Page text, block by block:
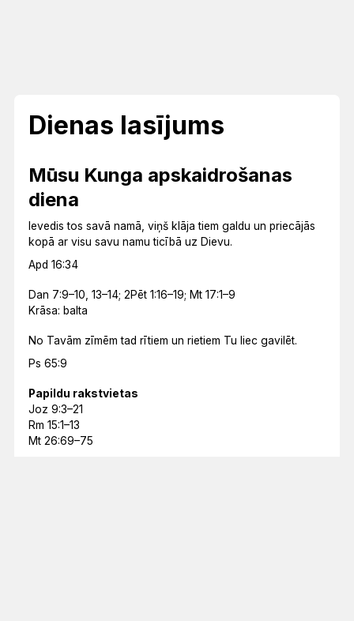
Dienas lasījums
Mūsu Kunga apskaidrošanas
diena
Ievedis tos savā namā, viņš klāja tiem galdu un priecājās
kopā ar visu savu namu ticībā uz Dievu.
Apd 16:34
Dan 7:9–10, 13–14; 2Pēt 1:16–19; Mt 17:1–9
Krāsa: balta
No Tavām zīmēm tad rītiem un rietiem Tu liec gavilēt.
Ps 65:9
Papildu rakstvietas
Joz 9:3–21
Rm 15:1–13
Mt 26:69–75